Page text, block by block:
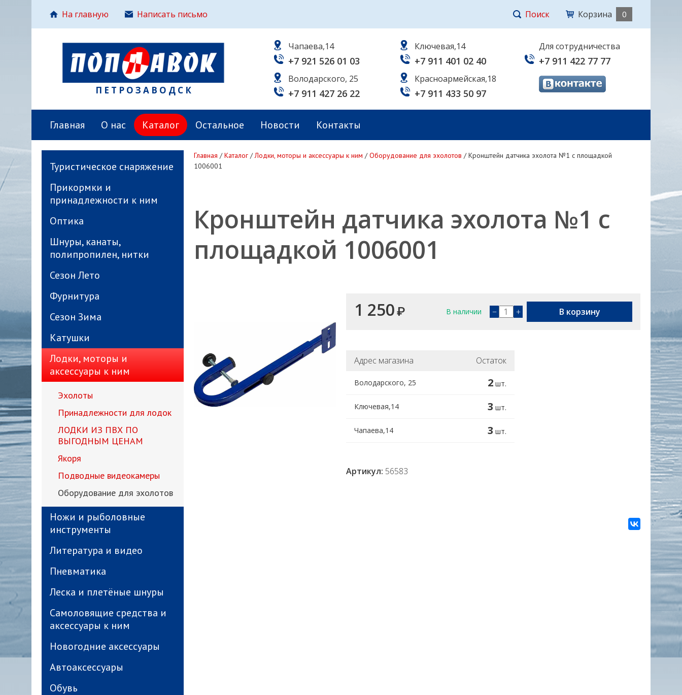
На главную Написать письмо Поиск Корзина 0
ПЕТРОЗАВОДСК
Чапаева,14
+7 921 526 01 03
Володарского, 25
+7 911 427 26 22
Ключевая,14
+7 911 401 02 40
Красноармейская,18
+7 911 433 50 97
Для сотрудничества
+7 911 422 77 77
Главная О нас Каталог Остальное Новости Контакты
Туристическое снаряжение
Прикормки и
принадлежности к ним
Оптика
Шнуры, канаты,
полипропилен, нитки
Сезон Лето
Фурнитура
Сезон Зима
Катушки
Лодки, моторы и
аксессуары к ним
Эхолоты
Принадлежности для лодок
ЛОДКИ ИЗ ПВХ ПО
ВЫГОДНЫМ ЦЕНАМ
Якоря
Подводные видеокамеры
Оборудование для эхолотов
Ножи и рыболовные
инструменты
Литература и видео
Пневматика
Леска и плетёные шнуры
Самоловящие средства и
аксессуары к ним
Новогодние аксессуары
Автоаксессуары
Обувь
Главная /Каталог /Лодки, моторы и аксессуары к ним /Оборудование для эхолотов /Кронштейн датчика эхолота №1 с площадкой
1006001
Кронштейн датчика эхолота №1 с
площадкой 1006001
1 250₽ В наличии − + В корзину
Адрес магазина Остаток
Володарского, 25 2 шт.
Ключевая,14 3 шт.
Чапаева,14 3 шт.
Артикул: 56583